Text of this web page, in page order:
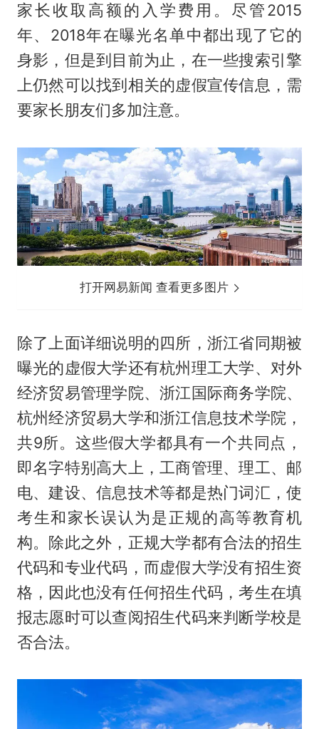
家长收取高额的入学费用。尽管2015
年、2018年在曝光名单中都出现了它的
身影，但是到目前为止，在一些搜索引擎
上仍然可以找到相关的虚假宣传信息，需
要家长朋友们多加注意。
打开网易新闻 查看更多图片
除了上面详细说明的四所，浙江省同期被
曝光的虚假大学还有杭州理工大学、对外
经济贸易管理学院、浙江国际商务学院、
杭州经济贸易大学和浙江信息技术学院，
共9所。这些假大学都具有一个共同点，
即名字特别高大上，工商管理、理工、邮
电、建设、信息技术等都是热门词汇，使
考生和家长误认为是正规的高等教育机
构。除此之外，正规大学都有合法的招生
代码和专业代码，而虚假大学没有招生资
格，因此也没有任何招生代码，考生在填
报志愿时可以查阅招生代码来判断学校是
否合法。